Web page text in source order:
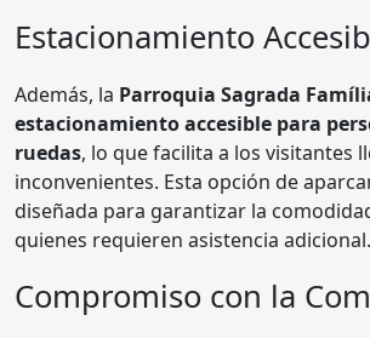
Estacionamiento
Además, la Parroquia Sagrada
estacionamiento accesible para
ruedas, lo que facilita a los visitantes
inconvenientes. Esta opción de
diseñada para garantizar la
quienes requieren asistencia adicional.
Compromiso con la